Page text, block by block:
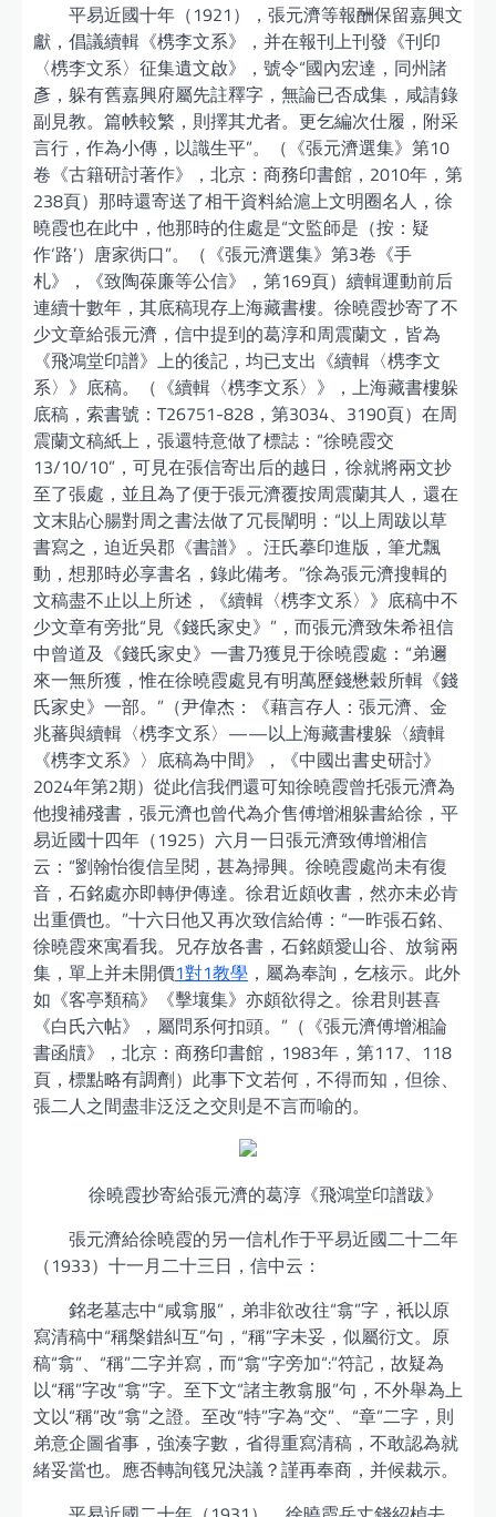
平易近國十年（1921），張元濟等報酬保留嘉興文
獻，倡議續輯《槜李文系》，并在報刊上刊發《刊印
〈槜李文系〉征集遺文啟》，號令“國內宏達，同州諸
彥，躲有舊嘉興府屬先註釋字，無論已否成集，咸請錄
副見教。篇帙較繁，則擇其尤者。更乞編次仕履，附采
言行，作為小傳，以識生平”。（《張元濟選集》第10
卷《古籍研討著作》，北京：商務印書館，2010年，第
238頁）那時還寄送了相干資料給滬上文明圈名人，徐
曉霞也在此中，他那時的住處是“文監師是（按：疑
作‘路’）唐家衖口”。（《張元濟選集》第3卷《手
札》，《致陶葆廉等公信》，第169頁）續輯運動前后
連續十數年，其底稿現存上海藏書樓。徐曉霞抄寄了不
少文章給張元濟，信中提到的葛淳和周震蘭文，皆為
《飛鴻堂印譜》上的後記，均已支出《續輯〈槜李文
系〉》底稿。（《續輯〈槜李文系〉》，上海藏書樓躲
底稿，索書號：T26751-828，第3034、3190頁）在周
震蘭文稿紙上，張還特意做了標誌：“徐曉霞交
13/10/10”，可見在張信寄出后的越日，徐就將兩文抄
至了張處，並且為了便于張元濟覆按周震蘭其人，還在
文末貼心腸對周之書法做了冗長闡明：“以上周跋以草
書寫之，迫近吳郡《書譜》。汪氏摹印進版，筆尤飄
動，想那時必享書名，錄此備考。”徐為張元濟搜輯的
文稿盡不止以上所述，《續輯〈槜李文系〉》底稿中不
少文章有旁批“見《錢氏家史》”，而張元濟致朱希祖信
中曾道及《錢氏家史》一書乃獲見于徐曉霞處：“弟邇
來一無所獲，惟在徐曉霞處見有明萬歷錢懋穀所輯《錢
氏家史》一部。”（尹偉杰：《藉言存人：張元濟、金
兆蕃與續輯〈槜李文系〉——以上海藏書樓躲〈續輯
《槜李文系》〉底稿為中間》，《中國出書史研討》
2024年第2期）從此信我們還可知徐曉霞曾托張元濟為
他搜補殘書，張元濟也曾代為介售傅增湘躲書給徐，平
易近國十四年（1925）六月一日張元濟致傅增湘信
云：“劉翰怡復信呈閱，甚為掃興。徐曉霞處尚未有復
音，石銘處亦即轉伊傳達。徐君近頗收書，然亦未必肯
出重價也。”十六日他又再次致信給傅：“一昨張石銘、
徐曉霞來寓看我。兄存放各書，石銘頗愛山谷、放翁兩
集，單上并未開價1對1教學 ，屬為奉詢，乞核示。此外
如《客亭類稿》《擊壤集》亦頗欲得之。徐君則甚喜
《白氏六帖》，屬問系何扣頭。”（《張元濟傅增湘論
書函牘》，北京：商務印書館，1983年，第117、118
頁，標點略有調劑）此事下文若何，不得而知，但徐、
張二人之間盡非泛泛之交則是不言而喻的。
徐曉霞抄寄給張元濟的葛淳《飛鴻堂印譜跋》
張元濟給徐曉霞的另一信札作于平易近國二十二年
（1933）十一月二十三日，信中云：
銘老墓志中“咸翕服”，弟非欲改往“翕”字，衹以原
寫清稿中“稱槃錯糾互”句，“稱”字未妥，似屬衍文。原
稿“翕”、“稱”二字并寫，而“翕”字旁加“:”符記，故疑為
以“稱”字改“翕”字。至下文“諸主教翕服”句，不外舉為上
文以“稱”改“翕”之證。至改“特”字為“交”、“章”二字，則
弟意企圖省事，強湊字數，省得重寫清稿，不敢認為就
緒妥當也。應否轉詢篯兄決議？謹再奉商，并候裁示。